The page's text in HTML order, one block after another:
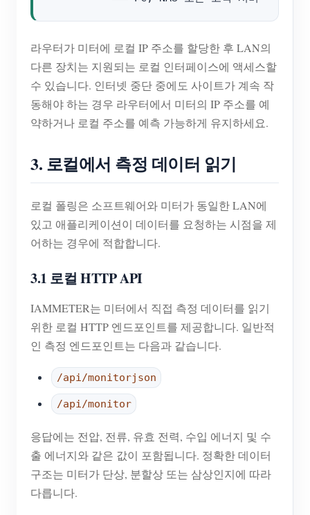
라우터가 미터에 로컬 IP 주소를 할당한 후 LAN의
다른 장치는 지원되는 로컬 인터페이스에 액세스할
수 있습니다. 인터넷 중단 중에도 사이트가 계속 작
동해야 하는 경우 라우터에서 미터의 IP 주소를 예
약하거나 로컬 주소를 예측 가능하게 유지하세요.
3. 로컬에서 측정 데이터 읽기
로컬 폴링은 소프트웨어와 미터가 동일한 LAN에
있고 애플리케이션이 데이터를 요청하는 시점을 제
어하는 경우에 적합합니다.
3.1 로컬 HTTP API
IAMMETER는 미터에서 직접 측정 데이터를 읽기
위한 로컬 HTTP 엔드포인트를 제공합니다. 일반적
인 측정 엔드포인트는 다음과 같습니다.
/api/monitorjson
/api/monitor
응답에는 전압, 전류, 유효 전력, 수입 에너지 및 수
출 에너지와 같은 값이 포함됩니다. 정확한 데이터
구조는 미터가 단상, 분할상 또는 삼상인지에 따라
다릅니다.